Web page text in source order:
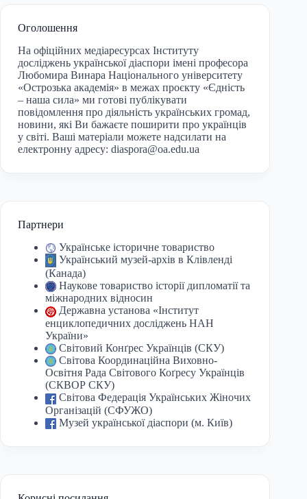
Оголошення
На офіційних медіаресурсах Інституту
досліджень української діаспори імені професора
Любомира Винара Національного університету
«Острозька академія» в межах проєкту «Єдність
– наша сила» ми готові публікувати
повідомлення про діяльність українських громад,
новини, які Ви бажаєте поширити про українців
у світі. Ваші матеріали можете надсилати на
електронну адресу: diaspora@oa.edu.ua
Партнери
Українське історичне товариство
Український музей-архів в Клівленді
(Канада)
Наукове товариство історії дипломатії та
міжнародних відносин
Державна установа «Інститут
енциклопедичних досліджень НАН
України»
Світовий Конґрес Українців (СКУ)
Світова Координаційна Виховно-
Освітня Рада Світового Коґресу Українців
(СКВОР СКУ)
Світова Федерація Українських Жіночих
Організацій (СФУЖО)
Музей української діаспори (м. Київ)